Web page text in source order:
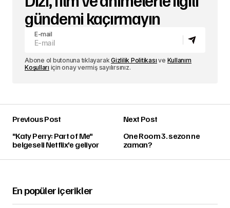
gündemi kaçırmayın
E-mail
Abone ol butonuna tıklayarakGizlilik Politikası ve Kullanım
Koşulları için onay vermiş sayılırsınız.
Previous Post
"Katy Perry: Part of Me"
belgeseli Netflix'e geliyor
Next Post
One Room 3. sezon ne
zaman?
En popüler içerikler